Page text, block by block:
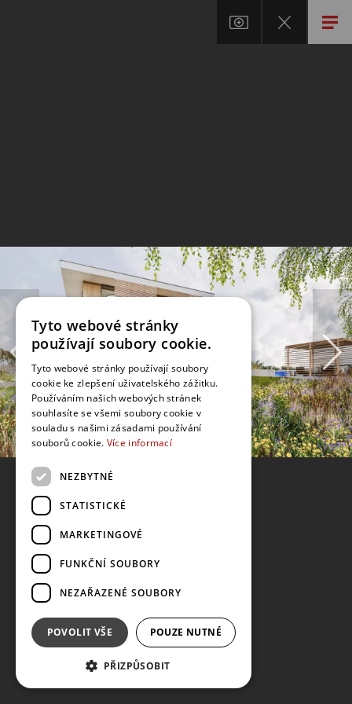
Tyto webové stránky
používají soubory cookie.
Tyto webové stránky používají soubory
cookie ke zlepšení uživatelského zážitku.
Používáním našich webových stránek
souhlasíte se všemi soubory cookie v
souladu s našimi zásadami používání
souborů cookie. Více informací
NEZBYTNÉ
STATISTICKÉ
MARKETINGOVÉ
FUNKČNÍ SOUBORY
NEZAŘAZENÉ SOUBORY
POVOLIT VŠE POUZE NUTNÉ
PŘIZPŮSOBIT